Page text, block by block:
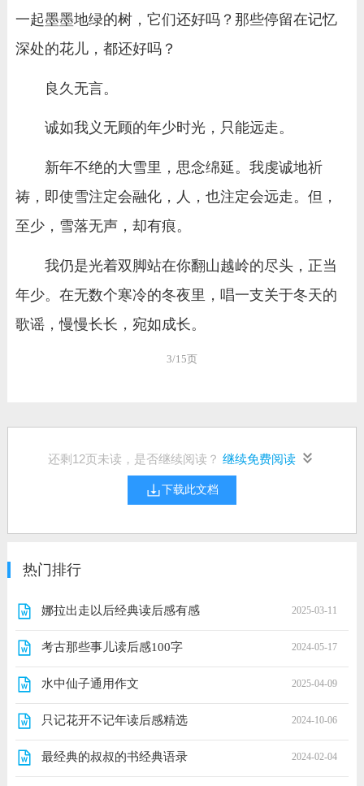
一起墨墨地绿的树，它们还好吗？那些停留在记忆
深处的花儿，都还好吗？
良久无言。
诚如我义无顾的年少时光，只能远走。
新年不绝的大雪里，思念绵延。我虔诚地祈
祷，即使雪注定会融化，人，也注定会远走。但，
至少，雪落无声，却有痕。
我仍是光着双脚站在你翻山越岭的尽头，正当
年少。在无数个寒冷的冬夜里，唱一支关于冬天的
歌谣，慢慢长长，宛如成长。
3/15页
还剩 12页未读，是否继续阅读？ 继续免费阅读
下载此文档
热门排行
娜拉出走以后经典读后感有感 2025-03-11
考古那些事儿读后感100字 2024-05-17
水中仙子通用作文 2025-04-09
只记花开不记年读后感精选 2024-10-06
最经典的叔叔的书经典语录 2024-02-04